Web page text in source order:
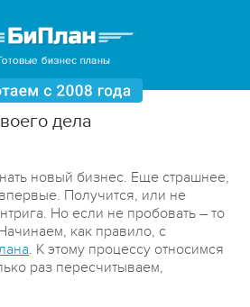
дела
новый бизнес. Еще страшнее,
Получится, или не
Но если не пробовать – то
как правило, с
. К этому процессу относимся
раз пересчитываем,